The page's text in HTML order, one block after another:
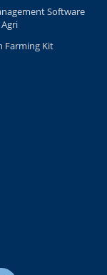
Software
Farming Kit